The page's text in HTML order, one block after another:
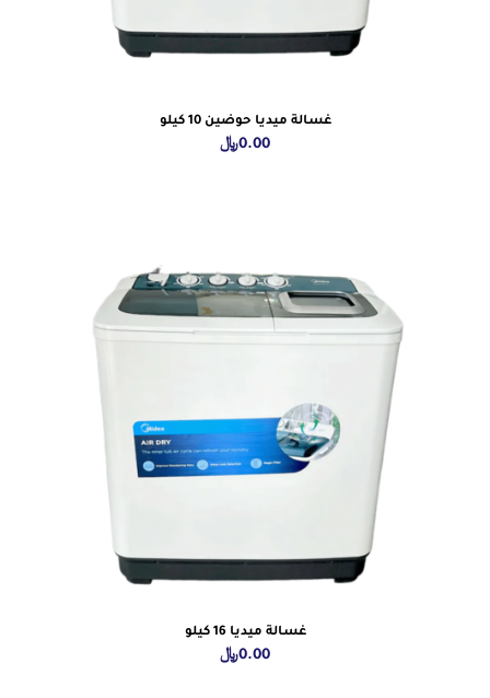
غسالة ميديا حوضين 10 كيلو
0.00﷼
غسالة ميديا 16 كيلو
0.00﷼